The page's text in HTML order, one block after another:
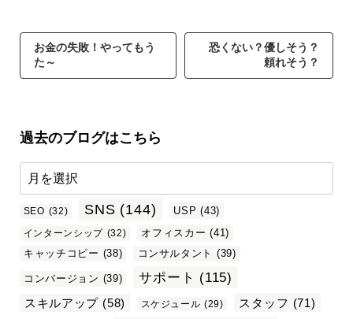
お金の失敗！やってもう
た～
恐くない？優しそう？
頼れそう？
過去のブログはこちら
SEO (32) SNS (144) USP (43)
インターンシップ (32) オフィスカー (41)
キャッチコピー (38) コンサルタント (39)
コンバージョン (39) サポート (115)
スキルアップ (58) スケジュール (29) スタッフ (71)